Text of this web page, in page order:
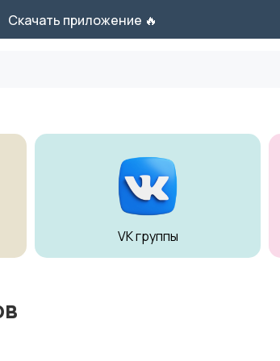
Скачать приложение 🔥
VK группы